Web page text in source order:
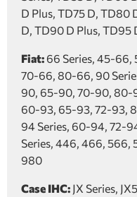
D Plus, TD75 D, TD80
D, TD90 D Plus, TD95
Fiat: 66 Series, 45-
70-66, 80-66, 90
90, 65-90, 70-90, 80-
60-93, 65-93, 72-93,
94 Series, 60-94, 72-
Series, 446, 466, 566,
980
Case IHC: JX Series,